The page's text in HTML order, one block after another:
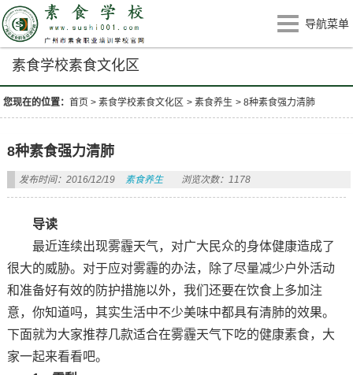
导航菜单
素食学校素食文化区
您现在的位置：首页 >素食学校素食文化区 >素食养生 >8种素食强力清肺
8种素食强力清肺
发布时间：2016/12/19 素食养生 浏览次数：1178
导读
最近连续出现雾霾天气，对广大民众的身体健康造成了
很大的威胁。对于应对雾霾的办法，除了尽量减少户外活动
和准备好有效的防护措施以外，我们还要在饮食上多加注
意，你知道吗，其实生活中不少美味中都具有清肺的效果。
下面就为大家推荐几款适合在雾霾天气下吃的健康素食，大
家一起来看看吧。